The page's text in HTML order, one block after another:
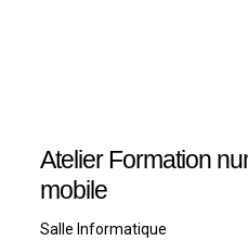
Atelier Formation
mobile
Salle Informatique